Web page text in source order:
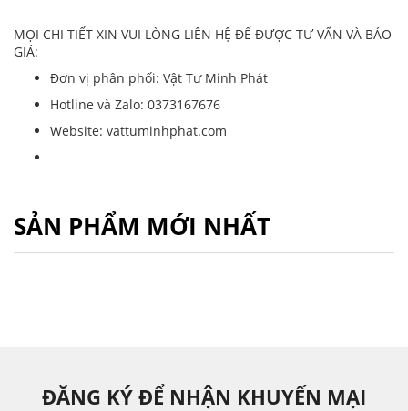
MỌI CHI TIẾT XIN VUI LÒNG LIÊN HỆ ĐỂ ĐƯỢC TƯ VẤN VÀ BÁO
GIÁ:
Đơn vị phân phối: Vật Tư Minh Phát
Hotline và Zalo: 0373167676
Website: vattuminhphat.com
SẢN PHẨM MỚI NHẤT
ĐĂNG KÝ ĐỂ NHẬN KHUYẾN MẠI